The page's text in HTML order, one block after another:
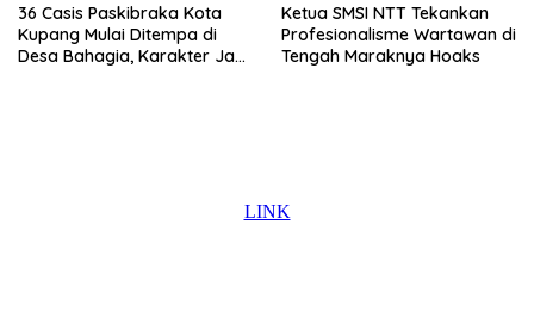
36 Casis Paskibraka Kota
Kupang Mulai Ditempa di
Desa Bahagia, Karakter Jadi
Ketua SMSI NTT Tekankan
Profesionalisme Wartawan di
Tengah Maraknya Hoaks